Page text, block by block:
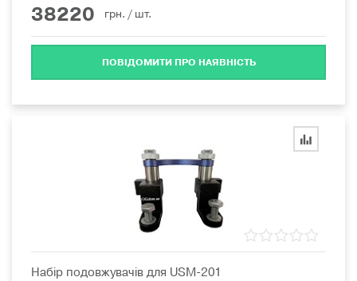
38220 грн. / шт.
ПОВІДОМИТИ ПРО НАЯВНІСТЬ
Набір подовжувачів для USM-201